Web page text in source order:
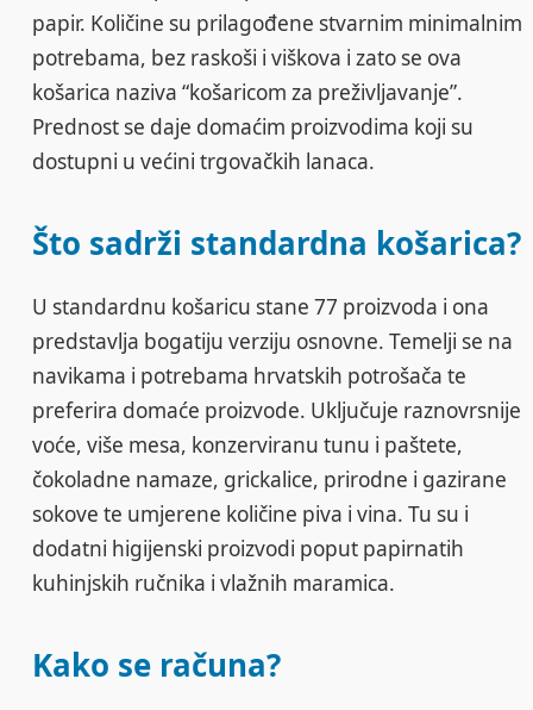
papir. Količine su prilagođene stvarnim minimalnim
potrebama, bez raskoši i viškova i zato se ova
košarica naziva “košaricom za preživljavanje”.
Prednost se daje domaćim proizvodima koji su
dostupni u većini trgovačkih lanaca.
Što sadrži standardna košarica?
U standardnu košaricu stane 77 proizvoda i ona
predstavlja bogatiju verziju osnovne. Temelji se na
navikama i potrebama hrvatskih potrošača te
preferira domaće proizvode. Uključuje raznovrsnije
voće, više mesa, konzerviranu tunu i paštete,
čokoladne namaze, grickalice, prirodne i gazirane
sokove te umjerene količine piva i vina. Tu su i
dodatni higijenski proizvodi poput papirnatih
kuhinjskih ručnika i vlažnih maramica.
Kako se računa?